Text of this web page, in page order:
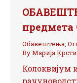
предмета
Обавештења,
ByМарија
Колоквијум